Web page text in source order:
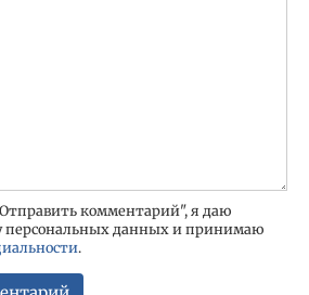
комментарий", я даю
персональных данных и принимаю
.